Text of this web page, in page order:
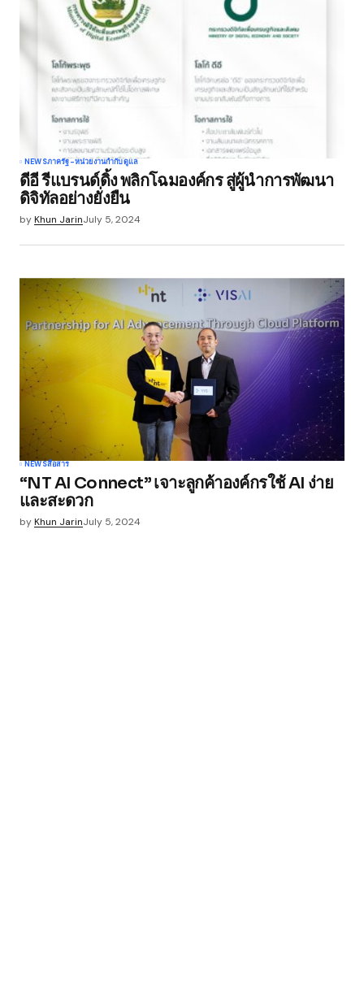
NEWSภาครัฐ-หน่วยงานกำกับดูแล
ดีอี รีแบรนด์ดิ้ง พลิกโฉมองค์กร สู่ผู้นำการพัฒนา
ดิจิทัลอย่างยั่งยืน
byKhun JarinJuly 5, 2024
NEWSสื่อสาร
“NT AI Connect” เจาะลูกค้าองค์กรใช้ AI ง่าย
และสะดวก
byKhun JarinJuly 5, 2024